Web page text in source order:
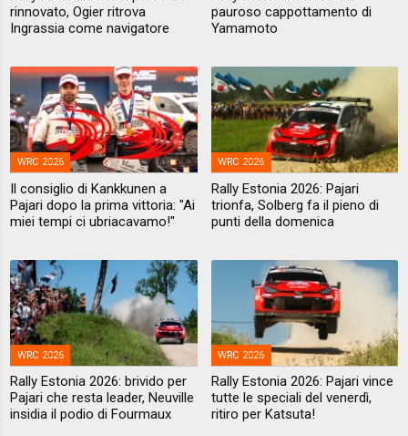
rinnovato, Ogier ritrova
Ingrassia come navigatore
pauroso cappottamento di
Yamamoto
WRC 2026
Il consiglio di Kankkunen a
Pajari dopo la prima vittoria: "Ai
miei tempi ci ubriacavamo!"
WRC 2026
Rally Estonia 2026: Pajari
trionfa, Solberg fa il pieno di
punti della domenica
WRC 2026
Rally Estonia 2026: brivido per
Pajari che resta leader, Neuville
insidia il podio di Fourmaux
WRC 2026
Rally Estonia 2026: Pajari vince
tutte le speciali del venerdì,
ritiro per Katsuta!